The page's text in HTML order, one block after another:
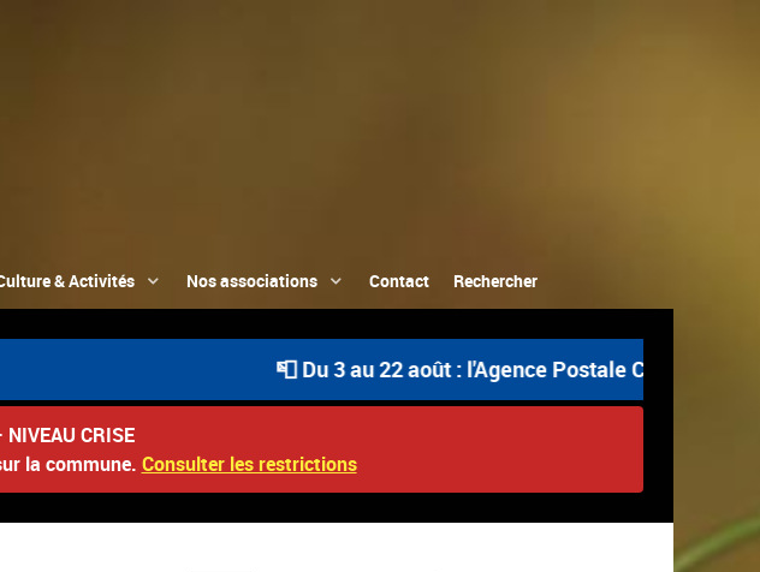
& Activités Nos associations Contact Rechercher
📮 Du 3 au 22 août : l'Agence Postale Communale est
NIVEAU CRISE
la commune. Consulter les restrictions